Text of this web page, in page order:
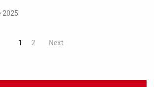
2025
1 2 Next